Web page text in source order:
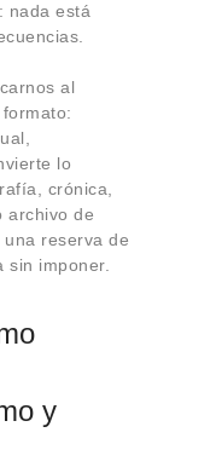
nada está
al
lo
crónica,
archivo de
reserva de
sin imponer.
y